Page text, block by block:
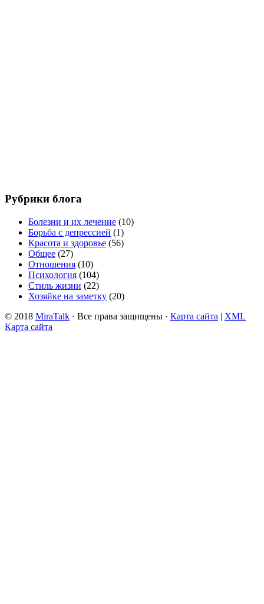
Рубрики блога
Болезни и их лечение (10)
Борьба с депрессией (1)
Красота и здоровье (56)
Общее (27)
Отношения (10)
Психология (104)
Стиль жизни (22)
Хозяйке на заметку (20)
© 2018 MiraTalk · Все права защищены · Карта сайта | XML
Карта сайта